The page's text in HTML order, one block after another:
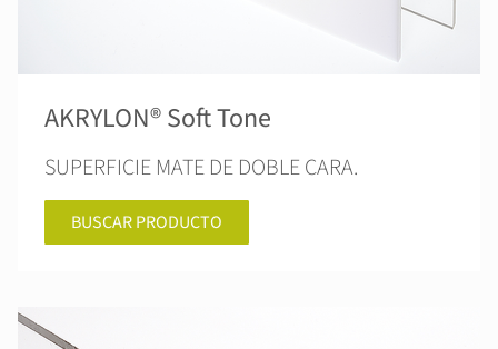
AKRYLON® Soft Tone
SUPERFICIE MATE DE DOBLE CARA.
BUSCAR PRODUCTO